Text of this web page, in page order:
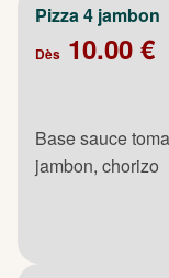
Pizza 4 jambon
Dès 10.00 €
Base sauce
jambon, chorizo